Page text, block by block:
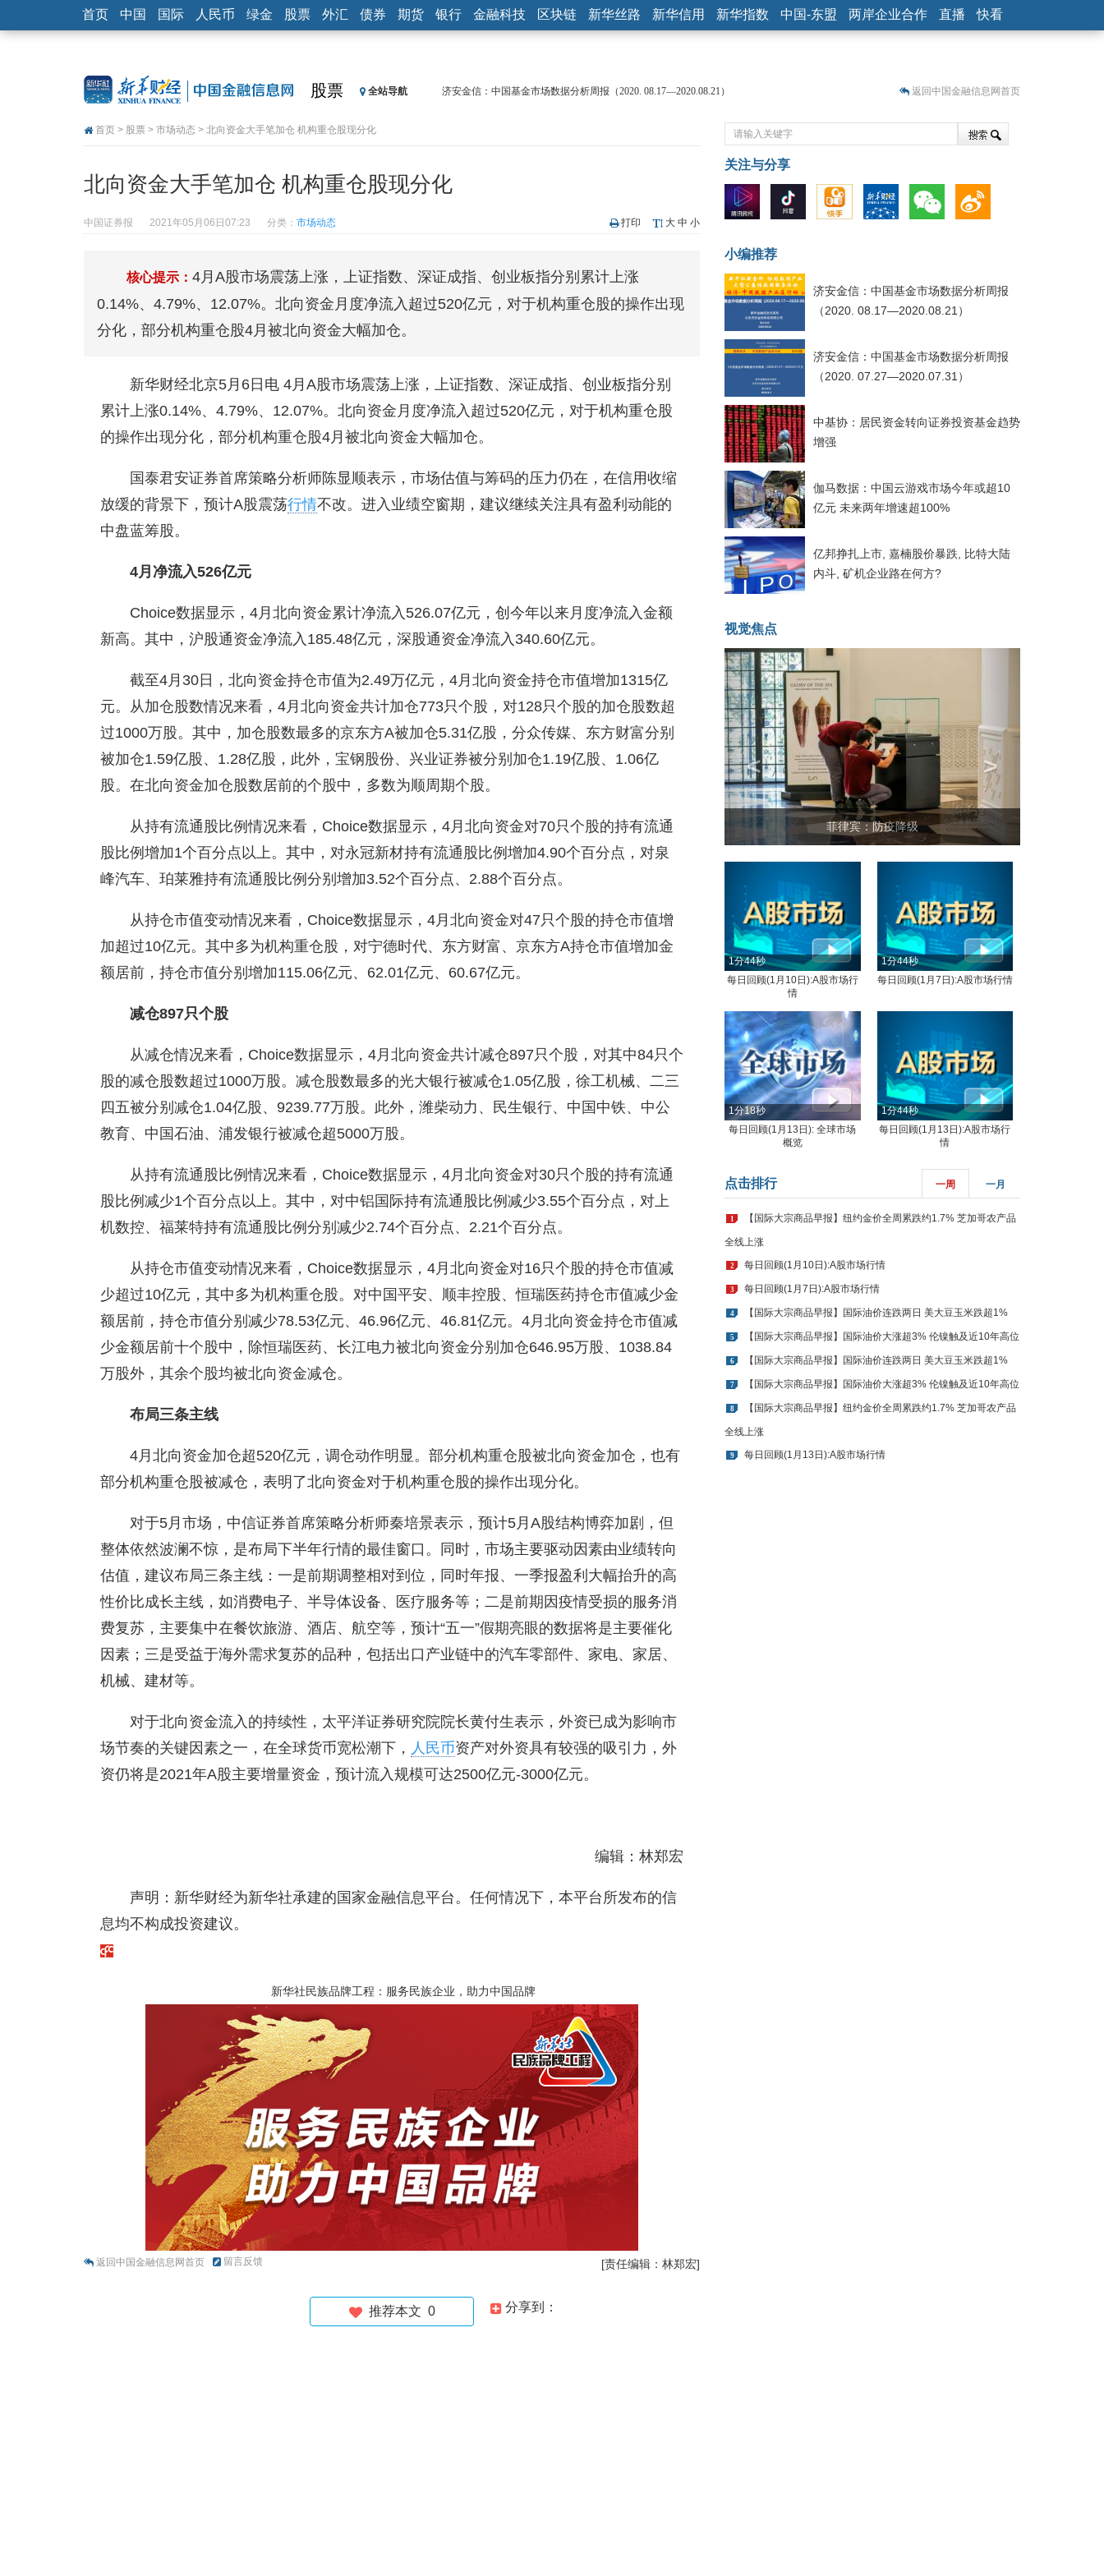
首页 中国 国际 人民币 绿金 股票 外汇 债券 期货 银行 金融科技 区块链 新华丝路 新华信用 新华指数 中国-东盟 两岸企业合作 直播 快看
股票 全站导航
济安金信：中国基金市场数据分析周报（2020. 08.17—2020.08.21）
济安金信：中国基金市场数据分析周报（2020. 07.27—2020.07.31）
【新华财经调查】同业存单、结构性存款玩起“跷跷板” 结构性失衡藏
央行公开市场净投放300亿元 短端资金利率明显下行
恒生聚源：北斗收官之星发射成功，全产业链解析
返回中国金融信息网首页
首页 > 股票 > 市场动态 > 北向资金大手笔加仓 机构重仓股现分化
北向资金大手笔加仓 机构重仓股现分化
中国证券报 2021年05月06日07:23 分类： 市场动态 打印 大 中 小
核心提示： 4月A股市场震荡上涨，上证指数、深证成指、创业板指分别累计上涨
0.14%、4.79%、12.07%。北向资金月度净流入超过520亿元，对于机构重仓股的操作出现
分化，部分机构重仓股4月被北向资金大幅加仓。
新华财经北京5月6日电 4月A股市场震荡上涨，上证指数、深证成指、创业板指分别
累计上涨0.14%、4.79%、12.07%。北向资金月度净流入超过520亿元，对于机构重仓股
的操作出现分化，部分机构重仓股4月被北向资金大幅加仓。
国泰君安证券首席策略分析师陈显顺表示，市场估值与筹码的压力仍在，在信用收缩
放缓的背景下，预计A股震荡行情不改。进入业绩空窗期，建议继续关注具有盈利动能的
中盘蓝筹股。
4月净流入526亿元
Choice数据显示，4月北向资金累计净流入526.07亿元，创今年以来月度净流入金额
新高。其中，沪股通资金净流入185.48亿元，深股通资金净流入340.60亿元。
截至4月30日，北向资金持仓市值为2.49万亿元，4月北向资金持仓市值增加1315亿
元。从加仓股数情况来看，4月北向资金共计加仓773只个股，对128只个股的加仓股数超
过1000万股。其中，加仓股数最多的京东方A被加仓5.31亿股，分众传媒、东方财富分别
被加仓1.59亿股、1.28亿股，此外，宝钢股份、兴业证券被分别加仓1.19亿股、1.06亿
股。在北向资金加仓股数居前的个股中，多数为顺周期个股。
从持有流通股比例情况来看，Choice数据显示，4月北向资金对70只个股的持有流通
股比例增加1个百分点以上。其中，对永冠新材持有流通股比例增加4.90个百分点，对泉
峰汽车、珀莱雅持有流通股比例分别增加3.52个百分点、2.88个百分点。
从持仓市值变动情况来看，Choice数据显示，4月北向资金对47只个股的持仓市值增
加超过10亿元。其中多为机构重仓股，对宁德时代、东方财富、京东方A持仓市值增加金
额居前，持仓市值分别增加115.06亿元、62.01亿元、60.67亿元。
减仓897只个股
从减仓情况来看，Choice数据显示，4月北向资金共计减仓897只个股，对其中84只个
股的减仓股数超过1000万股。减仓股数最多的光大银行被减仓1.05亿股，徐工机械、二三
四五被分别减仓1.04亿股、9239.77万股。此外，潍柴动力、民生银行、中国中铁、中公
教育、中国石油、浦发银行被减仓超5000万股。
从持有流通股比例情况来看，Choice数据显示，4月北向资金对30只个股的持有流通
股比例减少1个百分点以上。其中，对中铝国际持有流通股比例减少3.55个百分点，对上
机数控、福莱特持有流通股比例分别减少2.74个百分点、2.21个百分点。
从持仓市值变动情况来看，Choice数据显示，4月北向资金对16只个股的持仓市值减
少超过10亿元，其中多为机构重仓股。对中国平安、顺丰控股、恒瑞医药持仓市值减少金
额居前，持仓市值分别减少78.53亿元、46.96亿元、46.81亿元。4月北向资金持仓市值减
少金额居前十个股中，除恒瑞医药、长江电力被北向资金分别加仓646.95万股、1038.84
万股外，其余个股均被北向资金减仓。
布局三条主线
4月北向资金加仓超520亿元，调仓动作明显。部分机构重仓股被北向资金加仓，也有
部分机构重仓股被减仓，表明了北向资金对于机构重仓股的操作出现分化。
对于5月市场，中信证券首席策略分析师秦培景表示，预计5月A股结构博弈加剧，但
整体依然波澜不惊，是布局下半年行情的最佳窗口。同时，市场主要驱动因素由业绩转向
估值，建议布局三条主线：一是前期调整相对到位，同时年报、一季报盈利大幅抬升的高
性价比成长主线，如消费电子、半导体设备、医疗服务等；二是前期因疫情受损的服务消
费复苏，主要集中在餐饮旅游、酒店、航空等，预计“五一”假期亮眼的数据将是主要催化
因素；三是受益于海外需求复苏的品种，包括出口产业链中的汽车零部件、家电、家居、
机械、建材等。
对于北向资金流入的持续性，太平洋证券研究院院长黄付生表示，外资已成为影响市
场节奏的关键因素之一，在全球货币宽松潮下， 人民币资产对外资具有较强的吸引力，外
资仍将是2021年A股主要增量资金，预计流入规模可达2500亿元-3000亿元。
编辑：林郑宏
声明：新华财经为新华社承建的国家金融信息平台。任何情况下，本平台所发布的信
息均不构成投资建议。
新华社民族品牌工程：服务民族企业，助力中国品牌
返回中国金融信息网首页 留言反馈 [责任编辑：林郑宏]
分享到：
推荐本文 0
关注与分享
小编推荐
济安金信：中国基金市场数据分析周报
（2020. 08.17—2020.08.21）
济安金信：中国基金市场数据分析周报
（2020. 07.27—2020.07.31）
中基协：居民资金转向证券投资基金趋势
增强
伽马数据：中国云游戏市场今年或超10
亿元 未来两年增速超100%
亿邦挣扎上市, 嘉楠股价暴跌, 比特大陆
内斗, 矿机企业路在何方?
视觉焦点
菲律宾：防疫降级
坐上火车看老挝
< >
1分44秒
每日回顾(1月10日):A股市场行
情
1分44秒
每日回顾(1月7日):A股市场行情
1分18秒
每日回顾(1月13日): 全球市场
概览
1分44秒
每日回顾(1月13日):A股市场行
情
点击排行 一周 一月
1 【国际大宗商品早报】纽约金价全周累跌约1.7% 芝加哥农产品
全线上涨
2 每日回顾(1月10日):A股市场行情
3 每日回顾(1月7日):A股市场行情
4 【国际大宗商品早报】国际油价连跌两日 美大豆玉米跌超1%
5 【国际大宗商品早报】国际油价大涨超3% 伦镍触及近10年高位
6 【国际大宗商品早报】国际油价连跌两日 美大豆玉米跌超1%
7 【国际大宗商品早报】国际油价大涨超3% 伦镍触及近10年高位
8 【国际大宗商品早报】纽约金价全周累跌约1.7% 芝加哥农产品
全线上涨
9 每日回顾(1月13日):A股市场行情